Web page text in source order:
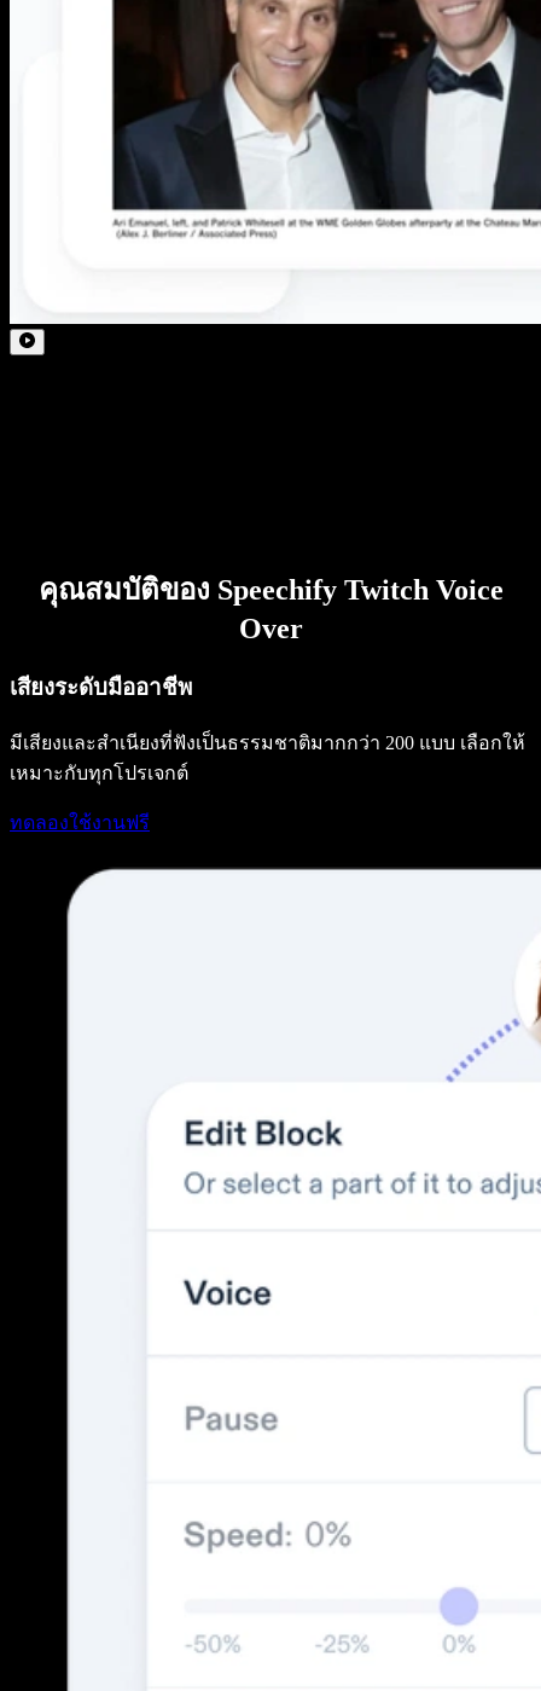
คุณสมบัติของ Speechify Twitch Voice
Over
เสียงระดับมืออาชีพ
มีเสียงและสำเนียงที่ฟังเป็นธรรมชาติมากกว่า 200 แบบ เลือกให้
เหมาะกับทุกโปรเจกต์
ทดลองใช้งานฟรี